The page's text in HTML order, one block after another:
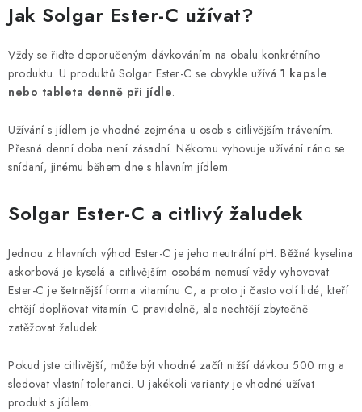
Jak Solgar Ester-C užívat?
Vždy se řiďte doporučeným dávkováním na obalu konkrétního
produktu. U produktů Solgar Ester-C se obvykle užívá 1 kapsle
nebo tableta denně při jídle.
Užívání s jídlem je vhodné zejména u osob s citlivějším trávením.
Přesná denní doba není zásadní. Někomu vyhovuje užívání ráno se
snídaní, jinému během dne s hlavním jídlem.
Solgar Ester-C a citlivý žaludek
Jednou z hlavních výhod Ester-C je jeho neutrální pH. Běžná kyselina
askorbová je kyselá a citlivějším osobám nemusí vždy vyhovovat.
Ester-C je šetrnější forma vitamínu C, a proto ji často volí lidé, kteří
chtějí doplňovat vitamín C pravidelně, ale nechtějí zbytečně
zatěžovat žaludek.
Pokud jste citlivější, může být vhodné začít nižší dávkou 500 mg a
sledovat vlastní toleranci. U jakékoli varianty je vhodné užívat
produkt s jídlem.